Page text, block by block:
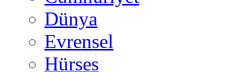
Dünya
Evrensel
Hürses